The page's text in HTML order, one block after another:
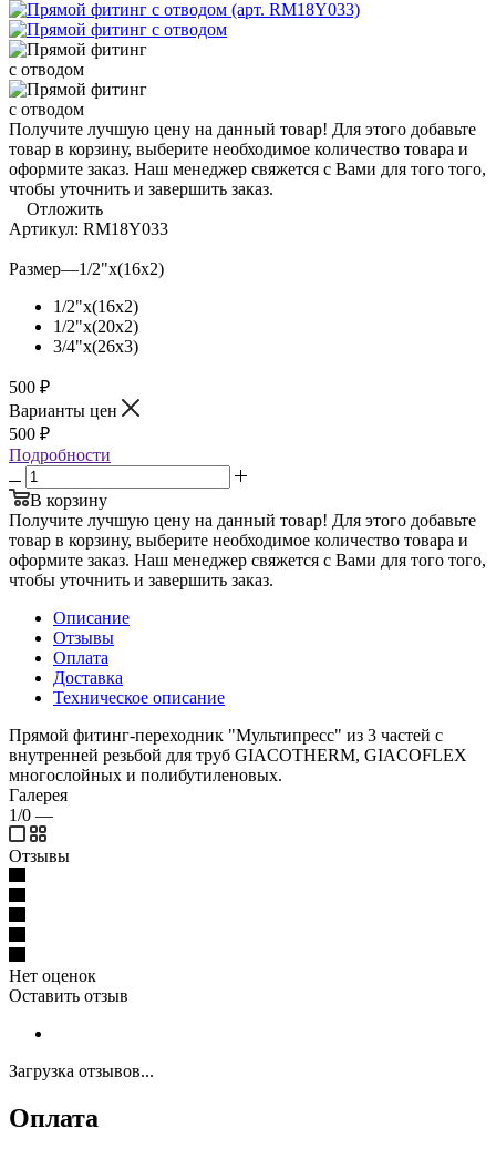
Получите лучшую цену на данный товар! Для этого добавьте
товар в корзину, выберите необходимое количество товара и
оформите заказ. Наш менеджер свяжется с Вами для того того,
чтобы уточнить и завершить заказ.
Отложить
Артикул: RM18Y033
Размер—1/2"x(16x2)
1/2"x(16x2)
1/2"x(20x2)
3/4"x(26x3)
500 ₽
Варианты цен
500 ₽
Подробности
В корзину
Получите лучшую цену на данный товар! Для этого добавьте
товар в корзину, выберите необходимое количество товара и
оформите заказ. Наш менеджер свяжется с Вами для того того,
чтобы уточнить и завершить заказ.
Описание
Отзывы
Оплата
Доставка
Техническое описание
Прямой фитинг-переходник "Мультипресс" из 3 частей с
внутренней резьбой для труб GIACOTHERM, GIACOFLEX
многослойных и полибутиленовых.
Галерея
1/0 —
Отзывы
Нет оценок
Оставить отзыв
Загрузка отзывов...
Оплата